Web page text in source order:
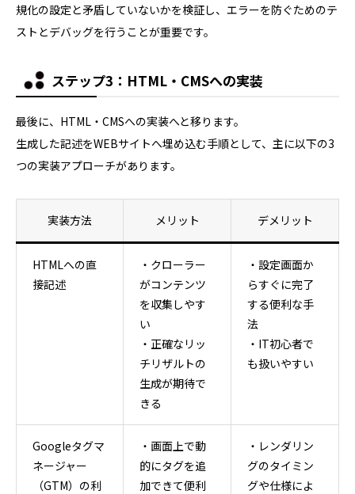
規化の設定と矛盾していないかを検証し、エラーを防ぐためのテ
ストとデバッグを行うことが重要です。
ステップ3：HTML・CMSへの実装
最後に、HTML・CMSへの実装へと移ります。
生成した記述をWEBサイトへ埋め込む手順として、主に以下の3
つの実装アプローチがあります。
実装方法 メリット デメリット
HTMLへの直
接記述
・クローラー
がコンテンツ
を収集しやす
い
・正確なリッ
チリザルトの
生成が期待で
きる
・設定画面か
らすぐに完了
する便利な手
法
・IT初心者で
も扱いやすい
Googleタグマ
ネージャー
（GTM）の利
・画面上で動
的にタグを追
加できて便利
・レンダリン
グのタイミン
グや仕様によ